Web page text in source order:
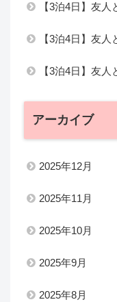
【3泊4日】友
【3泊4日】友
【3泊4日】友
アーカイブ
2025年12月
2025年11月
2025年10月
2025年9月
2025年8月